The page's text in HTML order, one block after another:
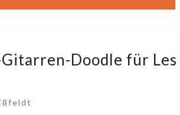
Gitarren-Doodle für Les